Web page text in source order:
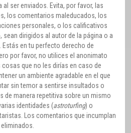
ser enviados. Evita, por favor, las
los comentarios maleducados, los
personales, o los calificativos
dirigidos al autor de la página o a
en tu perfecto derecho de
por favor, no utilices el anonimato
que no les dirías en caso de
un ambiente agradable en el que
sin temor a sentirse insultados o
de manera repetitiva sobre un mismo
identidades (astroturfing) o
Los comentarios que incumplan